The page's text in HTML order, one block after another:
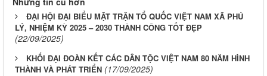
ĐẠI HỘI ĐẠI BIỂU MẶT TRẬN TỔ QUỐC VIỆT NAM XÃ PHÚ
LÝ, NHIỆM KỲ 2025 – 2030 THÀNH CÔNG TỐT ĐẸP
(22/09/2025)
KHỐI ĐẠI ĐOÀN KẾT CÁC DÂN TỘC VIỆT NAM 80 NĂM HÌNH
THÀNH VÀ PHÁT TRIỂN (17/09/2025)